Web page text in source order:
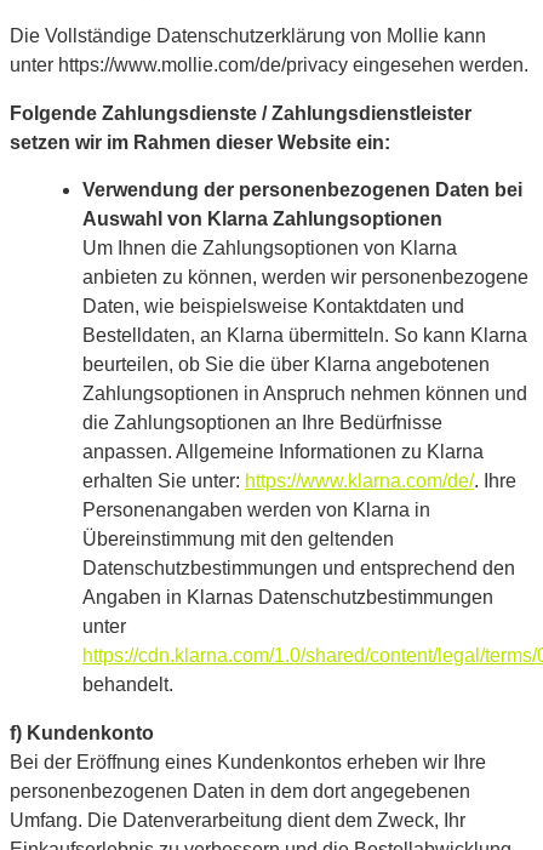
Die Vollständige Datenschutzerklärung von Mollie kann
unter https://www.mollie.com/de/privacy eingesehen werden.
Folgende Zahlungsdienste / Zahlungsdienstleister
setzen wir im Rahmen dieser Website ein:
Verwendung der personenbezogenen Daten bei
Auswahl von Klarna Zahlungsoptionen
Um Ihnen die Zahlungsoptionen von Klarna
anbieten zu können, werden wir personenbezogene
Daten, wie beispielsweise Kontaktdaten und
Bestelldaten, an Klarna übermitteln. So kann Klarna
beurteilen, ob Sie die über Klarna angebotenen
Zahlungsoptionen in Anspruch nehmen können und
die Zahlungsoptionen an Ihre Bedürfnisse
anpassen. Allgemeine Informationen zu Klarna
erhalten Sie unter: https://www.klarna.com/de/. Ihre
Personenangaben werden von Klarna in
Übereinstimmung mit den geltenden
Datenschutzbestimmungen und entsprechend den
Angaben in Klarnas Datenschutzbestimmungen
unter
https://cdn.klarna.com/1.0/shared/content/legal/
behandelt.
f) Kundenkonto
Bei der Eröffnung eines Kundenkontos erheben wir Ihre
personenbezogenen Daten in dem dort angegebenen
Umfang. Die Datenverarbeitung dient dem Zweck, Ihr